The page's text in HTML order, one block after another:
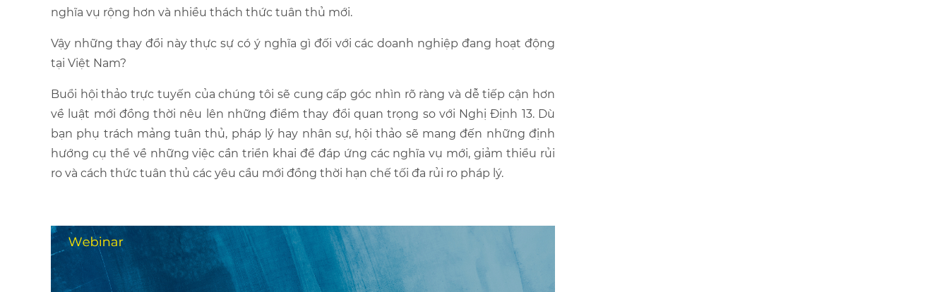
nghĩa vụ rộng hơn và nhiều thách thức tuân thủ mới.
Vậy những thay đổi này thực sự có ý nghĩa gì đối với các doanh nghiệp đang hoạt động
tại Việt Nam?
Buổi hội thảo trực tuyến của chúng tôi sẽ cung cấp góc nhìn rõ ràng và dễ tiếp cận hơn
về luật mới đồng thời nêu lên những điểm thay đổi quan trọng so với Nghị Định 13. Dù
bạn phụ trách mảng tuân thủ, pháp lý hay nhân sự, hội thảo sẽ mang đến những định
hướng cụ thể về những việc cần triển khai để đáp ứng các nghĩa vụ mới, giảm thiểu rủi
ro và cách thức tuân thủ các yêu cầu mới đồng thời hạn chế tối đa rủi ro pháp lý.